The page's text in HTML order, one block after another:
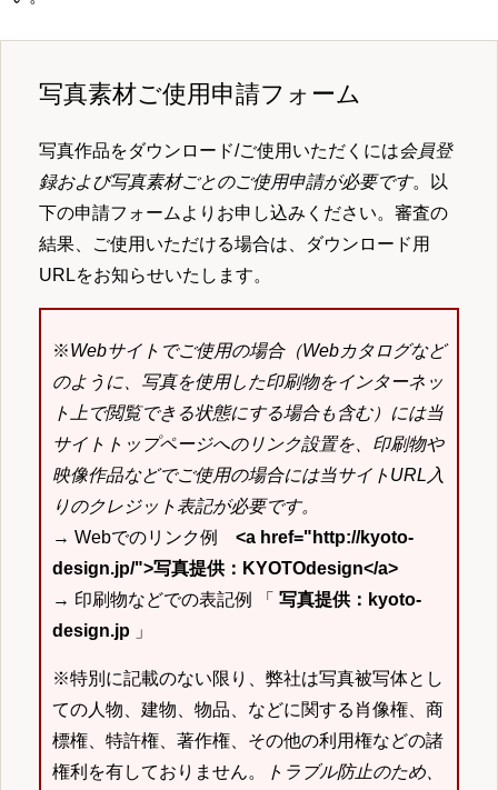
写真素材ご使用申請フォーム
写真作品をダウンロード/ご使用いただくには会員登
録および写真素材ごとのご使用申請が必要です。以
下の申請フォームよりお申し込みください。審査の
結果、ご使用いただける場合は、ダウンロード用
URLをお知らせいたします。
※Webサイトでご使用の場合（Webカタログなど
のように、写真を使用した印刷物をインターネッ
ト上で閲覧できる状態にする場合も含む）には当
サイトトップページへのリンク設置を、印刷物や
映像作品などでご使用の場合には当サイトURL入
りのクレジット表記が必要です。
→ Webでのリンク例 <a href="http://kyoto-
design.jp/">写真提供：KYOTOdesign</a>
→ 印刷物などでの表記例 「 写真提供：kyoto-
design.jp 」
※特別に記載のない限り、弊社は写真被写体とし
ての人物、建物、物品、などに関する肖像権、商
標権、特許権、著作権、その他の利用権などの諸
権利を有しておりません。
トラブル防止のため、